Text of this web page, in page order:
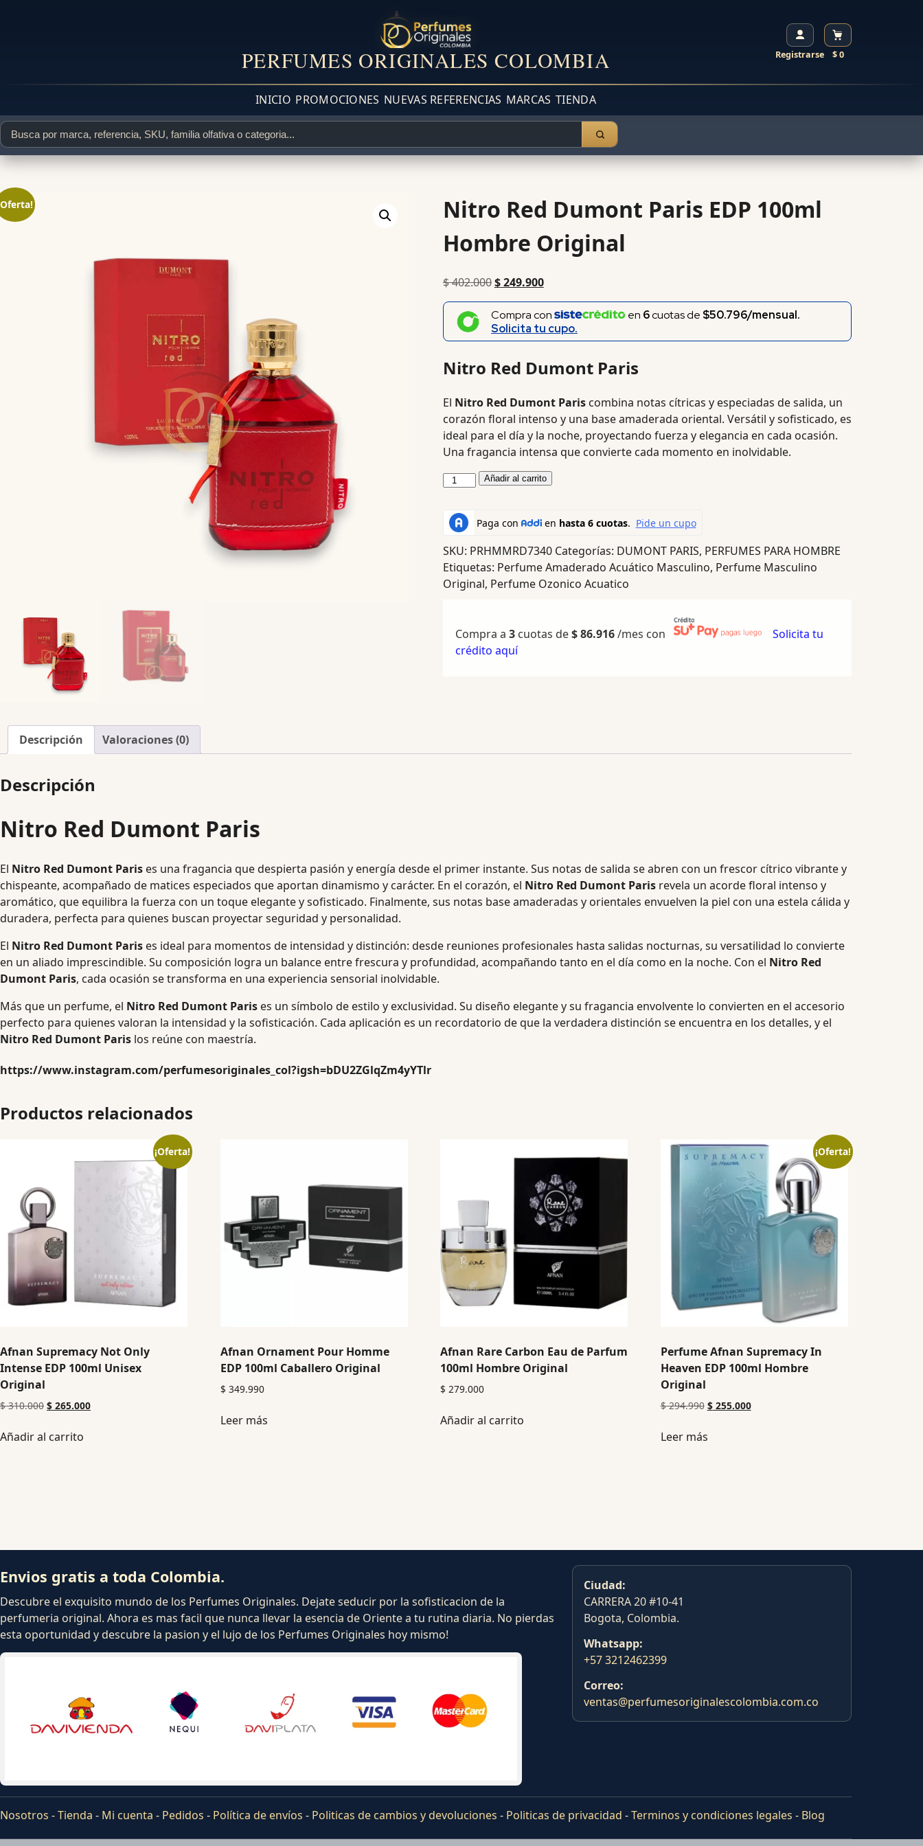
PERFUMES ORIGINALES COLOMBIA Registrarse $ 0
INICIO PROMOCIONES NUEVAS REFERENCIAS MARCAS TIENDA
Nitro Red Dumont Paris EDP 100ml
Hombre Original
$402.000$249.900
Compra con en 6cuotas de $50.796/mensual.
Solicita tu cupo.
Nitro Red Dumont Paris
El Nitro Red Dumont Pariscombina notas cítricas y especiadas de salida, un
corazón floral intenso y una base amaderada oriental. Versátil y sofisticado, es
ideal para el día y la noche, proyectando fuerza y elegancia en cada ocasión.
Una fragancia intensa que convierte cada momento en inolvidable.
Añadir al carrito
SKU: PRHMMRD7340 Categorías: DUMONT PARIS, PERFUMES PARA HOMBRE
Etiquetas: Perfume Amaderado Acuático Masculino, Perfume Masculino
Original, Perfume Ozonico Acuatico
Compra a 3cuotas de$86.916/mes con
Solicita tu
crédito aquí
Descripción Valoraciones (0)
Descripción
Nitro Red Dumont Paris
El Nitro Red Dumont Paris es una fragancia que despierta pasión y energía desde el primer instante. Sus notas de salida se abren con un frescor cítrico vibrante y
chispeante, acompañado de matices especiados que aportan dinamismo y carácter. En el corazón, el Nitro Red Dumont Paris revela un acorde floral intenso y
aromático, que equilibra la fuerza con un toque elegante y sofisticado. Finalmente, sus notas base amaderadas y orientales envuelven la piel con una estela cálida y
duradera, perfecta para quienes buscan proyectar seguridad y personalidad.
El Nitro Red Dumont Paris es ideal para momentos de intensidad y distinción: desde reuniones profesionales hasta salidas nocturnas, su versatilidad lo convierte
en un aliado imprescindible. Su composición logra un balance entre frescura y profundidad, acompañando tanto en el día como en la noche. Con el Nitro Red
Dumont Paris, cada ocasión se transforma en una experiencia sensorial inolvidable.
Más que un perfume, el Nitro Red Dumont Paris es un símbolo de estilo y exclusividad. Su diseño elegante y su fragancia envolvente lo convierten en el accesorio
perfecto para quienes valoran la intensidad y la sofisticación. Cada aplicación es un recordatorio de que la verdadera distinción se encuentra en los detalles, y el
Nitro Red Dumont Paris los reúne con maestría.
https://www.instagram.com/perfumesoriginales_col?igsh=bDU2ZGlqZm4yYTlr
Productos relacionados
¡Oferta!
Afnan Supremacy Not Only
Intense EDP 100ml Unisex
Original
$310.000 $ 265.000
Añadir al carrito
Afnan Ornament Pour Homme
EDP 100ml Caballero Original
$ 349.990
Leer más
Afnan Rare Carbon Eau de Parfum
100ml Hombre Original
$ 279.000
Añadir al carrito
¡Oferta!
Perfume Afnan Supremacy In
Heaven EDP 100ml Hombre
Original
$294.990 $255.000
Leer más
Envios gratis a toda Colombia.
Descubre el exquisito mundo de los Perfumes Originales. Dejate seducir por la sofisticacion de la
perfumeria original. Ahora es mas facil que nunca llevar la esencia de Oriente a tu rutina diaria. No pierdas
esta oportunidad y descubre la pasion y el lujo de los Perfumes Originales hoy mismo!
Ciudad:
CARRERA 20 #10-41
Bogota, Colombia.
Whatsapp:
+57 3212462399
Correo:
ventas@perfumesoriginalescolombia.com.co
Nosotros -Tienda - Mi cuenta - Pedidos - Política de envíos - Politicas de cambios y devoluciones - Politicas de privacidad -Terminos y condiciones legales - Blog